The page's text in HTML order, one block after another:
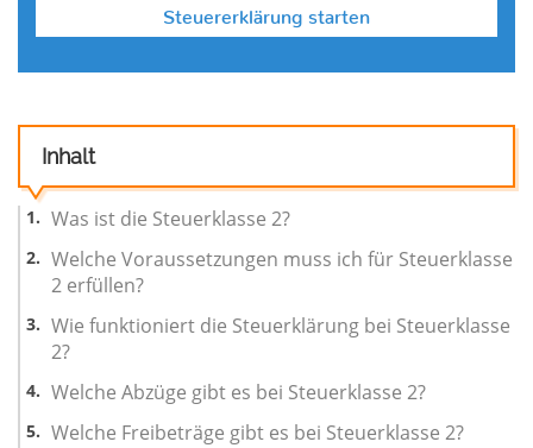
Steuererklärung starten
Inhalt
Was ist die Steuerklasse 2?
Welche Voraussetzungen muss ich für Steuerklasse
2 erfüllen?
Wie funktioniert die Steuerklärung bei Steuerklasse
2?
Welche Abzüge gibt es bei Steuerklasse 2?
Welche Freibeträge gibt es bei Steuerklasse 2?